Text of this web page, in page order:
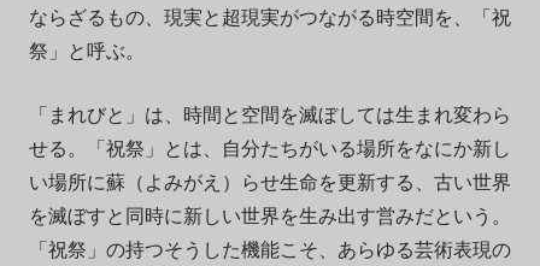
ならざるもの、現実と超現実がつながる時空間を、「祝
祭」と呼ぶ。
「まれびと」は、時間と空間を滅ぼしては生まれ変わら
せる。「祝祭」とは、自分たちがいる場所をなにか新し
い場所に蘇（よみがえ）らせ生命を更新する、古い世界
を滅ぼすと同時に新しい世界を生み出す営みだという。
「祝祭」の持つそうした機能こそ、あらゆる芸術表現の